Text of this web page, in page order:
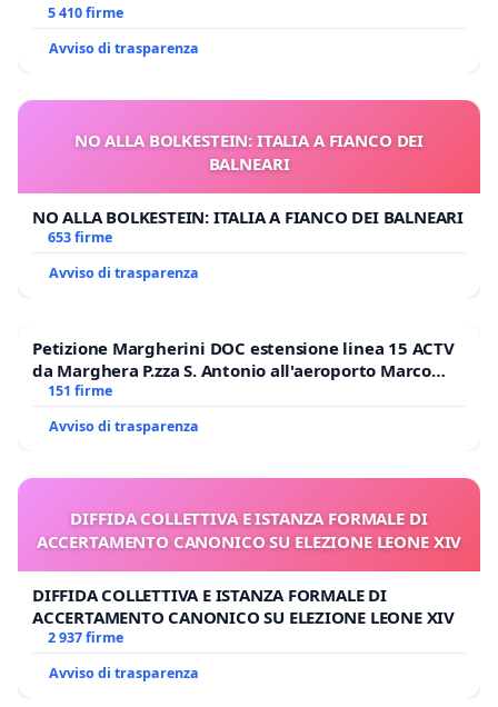
E/O DI FAR APRIRE IL RELATIVO PROCESSO
5 410 firme
Avviso di trasparenza
NO ALLA BOLKESTEIN: ITALIA A FIANCO DEI
BALNEARI
NO ALLA BOLKESTEIN: ITALIA A FIANCO DEI BALNEARI
653 firme
Avviso di trasparenza
Petizione Margherini DOC estensione linea 15 ACTV
da Marghera P.zza S. Antonio all'aeroporto Marco
Polo tariffa a € 1,50
151 firme
Avviso di trasparenza
DIFFIDA COLLETTIVA E ISTANZA FORMALE DI
ACCERTAMENTO CANONICO SU ELEZIONE LEONE XIV
DIFFIDA COLLETTIVA E ISTANZA FORMALE DI
ACCERTAMENTO CANONICO SU ELEZIONE LEONE XIV
2 937 firme
Avviso di trasparenza